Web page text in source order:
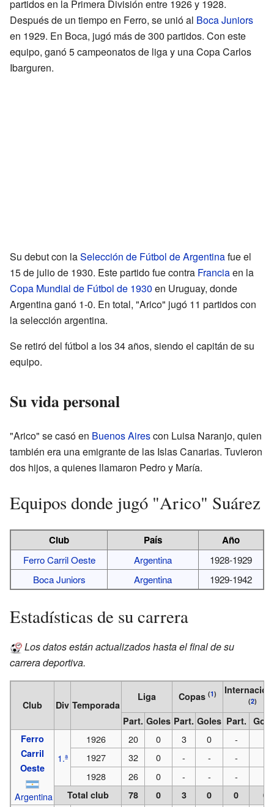
partidos en la Primera División entre 1926 y 1928.
Después de un tiempo en Ferro, se unió al Boca Juniors
en 1929. En Boca, jugó más de 300 partidos. Con este
equipo, ganó 5 campeonatos de liga y una Copa Carlos
Ibarguren.
Su debut con laSelección de Fútbol de Argentinafue el
15 de julio de 1930. Este partido fue contra Franciaen la
Copa Mundial de Fútbol de 1930 en Uruguay, donde
Argentina ganó 1-0. En total, "Arico" jugó 11 partidos con
la selección argentina.
Se retiró del fútbol a los 34 años, siendo el capitán de su
equipo.
Su vida personal
"Arico" se casó en Buenos Airescon Luisa Naranjo, quien
también era una emigrante de las Islas Canarias. Tuvieron
dos hijos, a quienes llamaron Pedro y María.
Equipos donde jugó "Arico" Suárez
Club País Año
Ferro Carril Oeste Argentina
1928-1929
Boca Juniors
Argentina 1929-1942
Estadísticas de su carrera
Los datos están actualizados hasta el final de su
carrera deportiva.
Club Div Temporada
Liga Copas (1)
(2)
Part. Goles Part. Goles Part.
Ferro
Carril
Oeste
Argentina
1.ª
1926 20 0 3 0 -
1927
32 0 - - -
1928
26 0 - - -
Total club 78 0 3 0 0 0